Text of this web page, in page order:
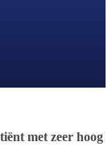
met zeer hoog